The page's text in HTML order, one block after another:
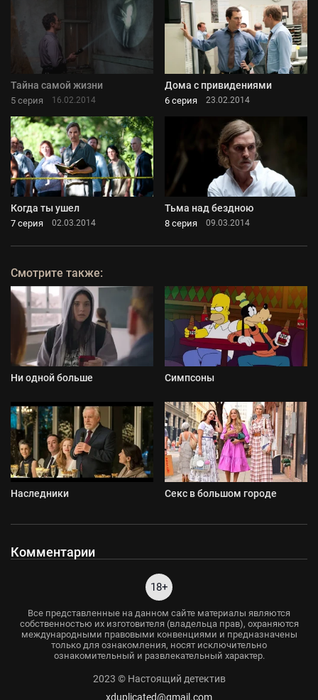
Тайна самой жизни
5 серия 16.02.2014
Дома с привидениями
6 серия 23.02.2014
Когда ты ушел
7 серия 02.03.2014
Тьма над бездною
8 серия 09.03.2014
Смотрите также:
Ни одной больше Симпсоны
Наследники Секс в большом городе
Комментарии
18+
Все представленные на данном сайте материалы являются
собственностью их изготовителя (владельца прав), охраняются
международными правовыми конвенциями и предназначены
только для ознакомления, носят исключительно
ознакомительный и развлекательный характер.
2023 © Настоящий детектив
xduplicated@gmail.com